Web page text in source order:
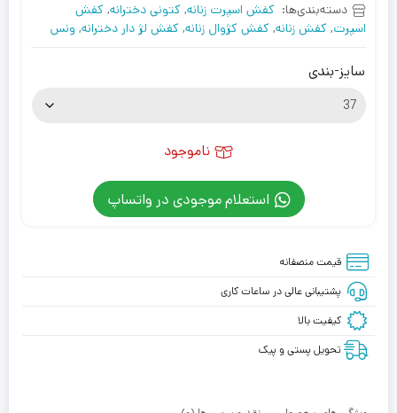
دسته‌بندی‌ها: کفش اسپرت زنانه, کتونی دخترانه, کفش
اسپرت, کفش زنانه, کفش کژوال زنانه, کفش لژ دار دخترانه, ونس
سایز-بندی
ناموجود
استعلام موجودی در واتساپ
قیمت منصفانه
پشتیبانی عالی در ساعات کاری
کیفیت بالا
تحویل پستی و پیک